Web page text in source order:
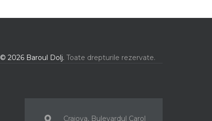
© 2026 Baroul Dolj. Toate drepturile rezervate.
Craiova, Bulevardul Carol